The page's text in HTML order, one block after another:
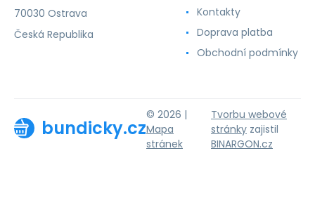
70030 Ostrava
Česká Republika
Kontakty
Doprava platba
Obchodní podmínky
bundicky.cz
© 2026 |
Mapa
stránek
Tvorbu webové
stránky zajistil
BINARGON.cz